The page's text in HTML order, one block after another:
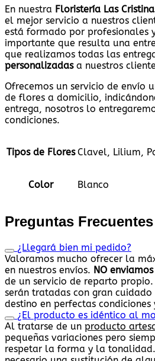
En nuestra Floristería Las
el mejor servicio a nuestros
está formado por profesionales
importante que resulta una
que realizamos todas las
personalizadasa nuestros
Ofrecemos un servicio de envío
de flores a domicilio,
entrega, nosotros lo
condiciones.
Tipos de Flores Clavel, Lilium,
Color Blanco
Preguntas Frecuentes
¿Llegará bien mi pedido?
Valoramos mucho ofrecer la
en nuestros envíos. NO
de un servicio de reparto
serán tratadas con gran
destino en perfectas
¿El producto es idéntico al
Al tratarse de un producto
pequeñas variaciones pero
respetar la forma y la tonalidad.